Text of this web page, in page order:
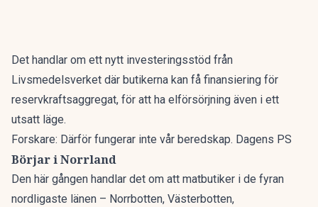
Det handlar om ett nytt investeringsstöd från
Livsmedelsverket där butikerna kan få finansiering för
reservkraftsaggregat, för att ha elförsörjning även i ett
utsatt läge.
Forskare: Därför fungerar inte vår beredskap. Dagens PS
Börjar i Norrland
Den här gången handlar det om att matbutiker i de fyran
nordligaste länen – Norrbotten, Västerbotten,